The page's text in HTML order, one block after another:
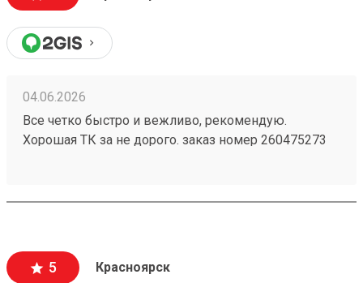
04.06.2026
Все четко быстро и вежливо, рекомендую.
Хорошая ТК за не дорого. заказ номер 260475273
5 Красноярск